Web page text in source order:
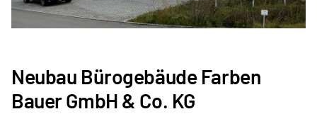
Neubau Bürogebäude Farben
Bauer GmbH & Co. KG